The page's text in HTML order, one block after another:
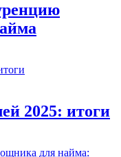
2025: итоги